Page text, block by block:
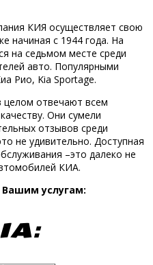
КИЯ осуществляет свою
начиная с 1944 года. На
на седьмом месте среди
авто. Популярными
Рио, Kia Sportage.
отвечают всем
Они сумели
отзывов среди
не удивительно. Доступная
–это далеко не
КИА.
услугам: